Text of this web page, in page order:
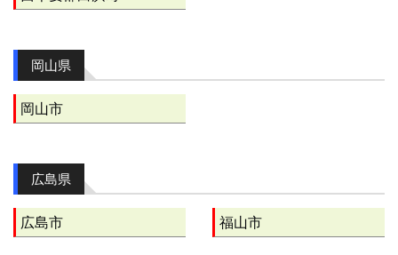
岡山県
岡山市
広島県
広島市 福山市